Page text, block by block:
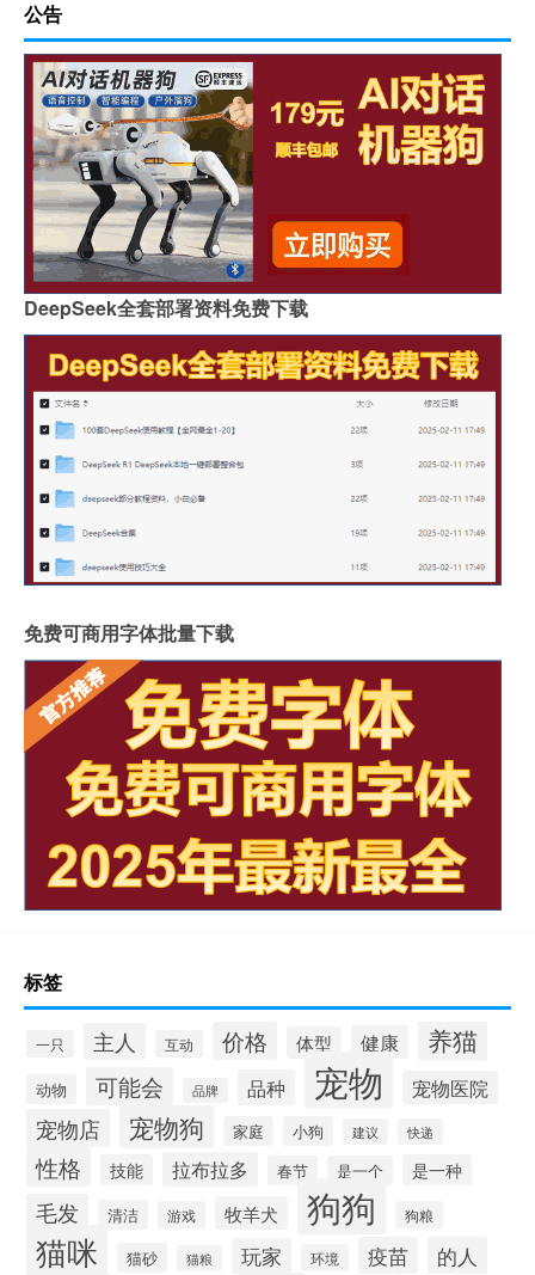
公告
DeepSeek全套部署资料免费下载
免费可商用字体批量下载
标签
一只 主人 互动 价格 体型 健康 养猫
动物 可能会 品牌 品种 宠物 宠物医院
宠物店 宠物狗 家庭 小狗 建议 快递
性格 技能 拉布拉多 春节 是一个 是一种
毛发 清洁 游戏 牧羊犬 狗狗 狗粮
猫咪 猫砂 猫粮 玩家 环境 疫苗 的人